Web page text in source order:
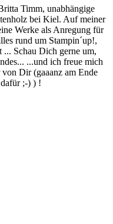
Timm, unabhängige
bei Kiel. Auf meiner
Werke als Anregung für
rund um Stampin´up!,
... Schau Dich gerne um,
...und ich freue mich
Dir (gaaanz am Ende
;-) ) !